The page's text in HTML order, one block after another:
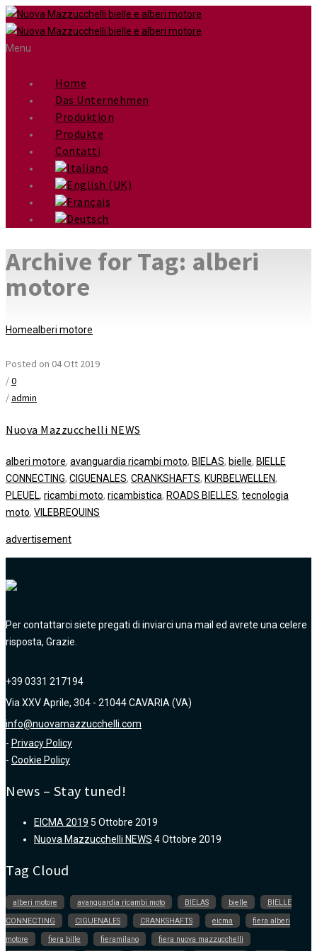
Menu
Home
Das Unternehmen
Produktion
Produkte
Contatti
Archive for Tag: alberi
motore
Homealberi motore
Posted on 04 Ott 2019
/0
/admin
Nuova Mazzucchelli NEWS
alberi motore, avanguardia ricambi moto, BIELAS, bielle, BIELLE
CONNECTING, CIGUENALES, CRANKSHAFTS, KURBELWELLEN,
PLEUEL, ricambi moto, ricambistica, ROADS BIELLES, tecnologia
moto, VILEBREQUINS
advertisement
Per contattarci siete pregati di inviarci una mail ed avrete una celere
risposta, Grazie.
+39 0331 217194
Via XXV Aprile, 304 - 21044 CAVARIA (VA)
info@nuovamazzucchelli.com
- Privacy Policy
- Cookie Policy
News – Stay tuned!
EICMA 2019 5 Ottobre 2019
Nuova Mazzucchelli NEWS 4 Ottobre 2019
Tag Cloud
alberi motore avanguardia ricambi moto BIELAS bielle
BIELLE
CONNECTING
CIGUENALES CRANKSHAFTS eicma
fiera alberi
motore
fiera bille fieramilano fiera nuova mazzucchelli